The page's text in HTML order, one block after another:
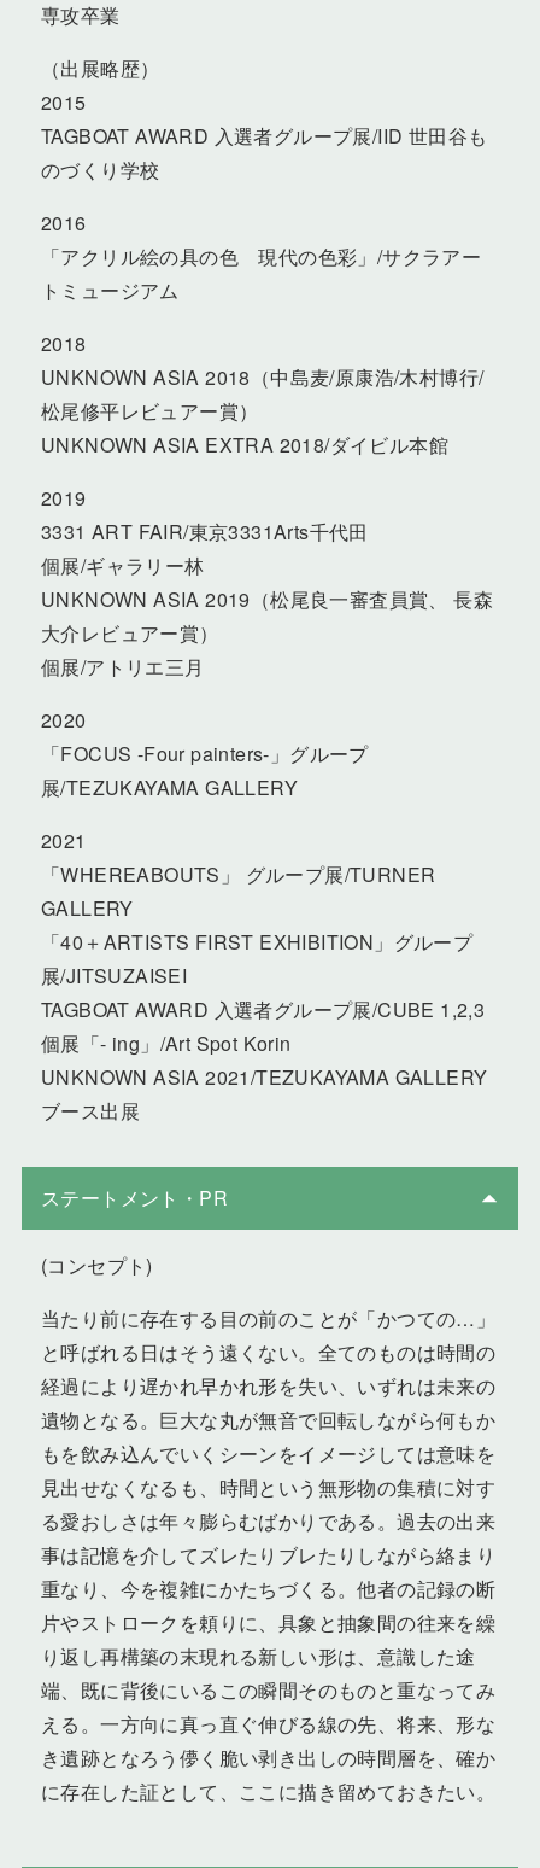
専攻卒業
（出展略歴）
2015
TAGBOAT AWARD 入選者グループ展/IID 世田谷も
のづくり学校
2016
「アクリル絵の具の色 現代の色彩」/サクラアー
トミュージアム
2018
UNKNOWN ASIA 2018（中島麦/原康浩/木村博行/
松尾修平レビュアー賞）
UNKNOWN ASIA EXTRA 2018/ダイビル本館
2019
3331 ART FAIR/東京3331Arts千代田
個展/ギャラリー林
UNKNOWN ASIA 2019（松尾良一審査員賞、 長森
大介レビュアー賞）
個展/アトリエ三月
2020
「FOCUS -Four painters-」グループ
展/TEZUKAYAMA GALLERY
2021
「WHEREABOUTS」 グループ展/TURNER
GALLERY
「40＋ARTISTS FIRST EXHIBITION」グループ
展/JITSUZAISEI
TAGBOAT AWARD 入選者グループ展/CUBE 1,2,3
個展「- ing」/Art Spot Korin
UNKNOWN ASIA 2021/TEZUKAYAMA GALLERY
ブース出展
ステートメント・PR
(コンセプト)
当たり前に存在する目の前のことが「かつての…」
と呼ばれる日はそう遠くない。全てのものは時間の
経過により遅かれ早かれ形を失い、いずれは未来の
遺物となる。巨大な丸が無音で回転しながら何もか
もを飲み込んでいくシーンをイメージしては意味を
見出せなくなるも、時間という無形物の集積に対す
る愛おしさは年々膨らむばかりである。過去の出来
事は記憶を介してズレたりブレたりしながら絡まり
重なり、今を複雑にかたちづくる。他者の記録の断
片やストロークを頼りに、具象と抽象間の往来を繰
り返し再構築の末現れる新しい形は、意識した途
端、既に背後にいるこの瞬間そのものと重なってみ
える。一方向に真っ直ぐ伸びる線の先、将来、形な
き遺跡となろう儚く脆い剥き出しの時間層を、確か
に存在した証として、ここに描き留めておきたい。